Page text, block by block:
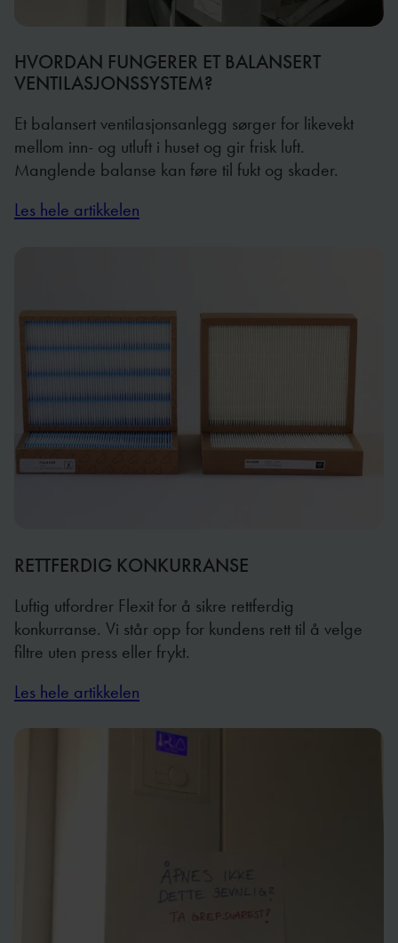
HVORDAN FUNGERER ET BALANSERT
VENTILASJONSSYSTEM?
Et balansert ventilasjonsanlegg sørger for likevekt
mellom inn- og utluft i huset og gir frisk luft.
Manglende balanse kan føre til fukt og skader.
Les hele artikkelen
RETTFERDIG KONKURRANSE
Luftig utfordrer Flexit for å sikre rettferdig
konkurranse. Vi står opp for kundens rett til å velge
filtre uten press eller frykt.
Les hele artikkelen